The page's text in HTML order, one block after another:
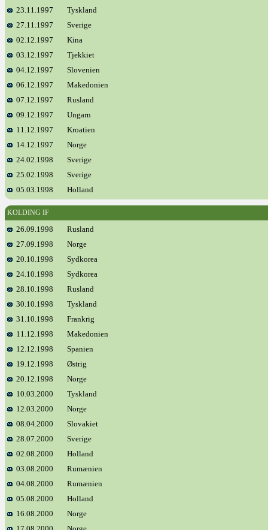
23.11.1997
Tyskland
27.11.1997
Sverige
02.12.1997
Kina
03.12.1997
Tjekkiet
04.12.1997
Slovenien
06.12.1997
Makedonien
07.12.1997
Rusland
09.12.1997
Ungarn
11.12.1997
Kroatien
14.12.1997
Norge
24.02.1998
Sverige
25.02.1998
Sverige
05.03.1998
Holland
KOLDING IF
26.09.1998
Rusland
27.09.1998
Norge
20.10.1998
Sydkorea
24.10.1998
Sydkorea
28.10.1998
Rusland
30.10.1998
Tyskland
31.10.1998
Frankrig
11.12.1998
Makedonien
12.12.1998
Spanien
19.12.1998
Østrig
20.12.1998
Norge
10.03.2000
Tyskland
12.03.2000
Norge
08.04.2000
Slovakiet
28.07.2000
Sverige
02.08.2000
Holland
03.08.2000
Rumænien
04.08.2000
Rumænien
05.08.2000
Holland
16.08.2000
Norge